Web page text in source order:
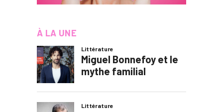
À LA UNE